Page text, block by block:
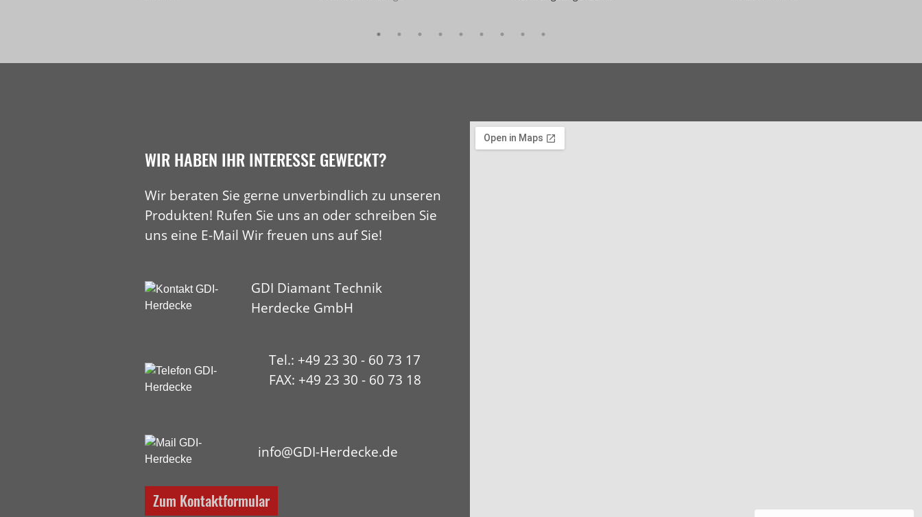
WIR HABEN IHR INTERESSE GEWECKT?
Wir beraten Sie gerne unverbindlich zu unseren
Produkten! Rufen Sie uns an oder schreiben Sie
uns eine E-Mail Wir freuen uns auf Sie!
GDI Diamant Technik
Herdecke GmbH
Tel.: +49 23 30 - 60 73 17
FAX: +49 23 30 - 60 73 18
info@GDI-Herdecke.de
Zum Kontaktformular